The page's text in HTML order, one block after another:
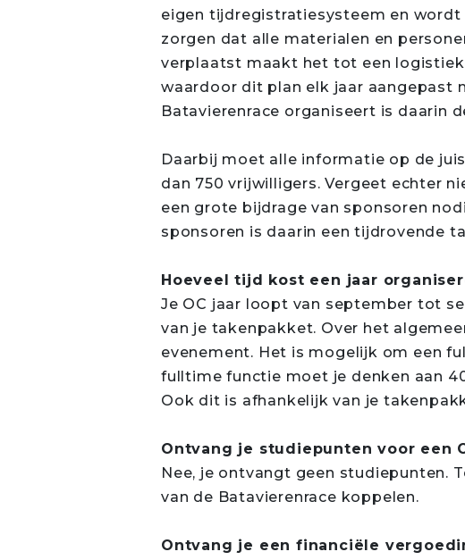
eigen tijdregistratiesysteem en wordt
zorgen dat alle materialen en
verplaatst maakt het tot een
waardoor dit plan elk jaar aangepast
Batavierenrace organiseert is daarin
Daarbij moet alle informatie op de
dan 750 vrijwilligers. Vergeet echter
een grote bijdrage van sponsoren
sponsoren is daarin een tijdrovende
Hoeveel tijd kost een jaar
Je OC jaar loopt van september tot
van je takenpakket. Over het
evenement. Het is mogelijk om een
fulltime functie moet je denken aan
Ook dit is afhankelijk van je
Ontvang je studiepunten voor een
Nee, je ontvangt geen studiepunten.
van de Batavierenrace koppelen.
Ontvang je een financiële